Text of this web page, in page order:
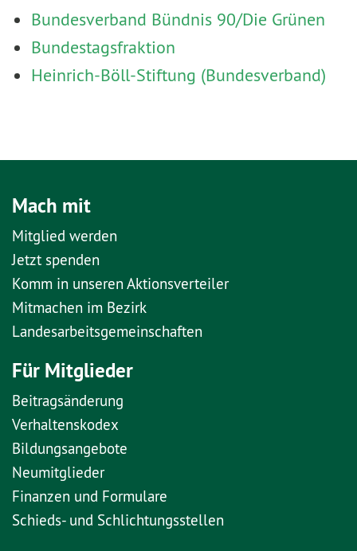
Bundesverband Bündnis 90/Die Grünen
Bundestagsfraktion
Heinrich-Böll-Stiftung (Bundesverband)
Mach mit
Mitglied werden
Jetzt spenden
Komm in unseren Aktionsverteiler
Mitmachen im Bezirk
Landesarbeitsgemeinschaften
Für Mitglieder
Beitragsänderung
Verhaltenskodex
Bildungsangebote
Neumitglieder
Finanzen und Formulare
Schieds- und Schlichtungsstellen